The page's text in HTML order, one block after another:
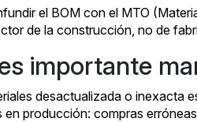
el BOM con el MTO
de la construcción, no de
importante
desactualizada o inexacta
producción: compras